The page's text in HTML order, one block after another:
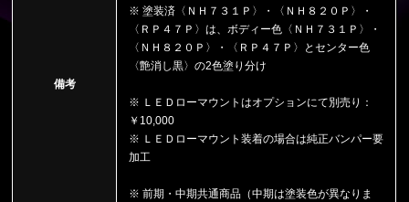
備考
※ 塗装済〈ＮＨ７３１Ｐ〉・〈ＮＨ８２０Ｐ〉・
〈ＲＰ４７Ｐ〉は、ボディー色〈ＮＨ７３１Ｐ〉・
〈ＮＨ８２０Ｐ〉・〈ＲＰ４７Ｐ〉とセンター色
〈艶消し黒〉の2色塗り分け
※ ＬＥＤローマウントはオプションにて別売り：
￥10,000
※ ＬＥＤローマウント装着の場合は純正バンパー要
加工
※ 前期・中期共通商品（中期は塗装色が異なりま